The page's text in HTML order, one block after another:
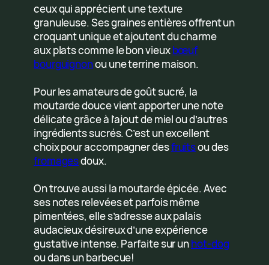
ceux qui apprécient une texture
granuleuse. Ses graines entières offrent un
croquant unique et ajoutent du charme
aux plats comme le bon vieuxbœuf
bourguignonou une terrine maison.
Pour les amateurs de goût sucré, la
moutarde douce vient apporter une note
délicate grâce à l’ajout de miel ou d’autres
ingrédients sucrés. C’est un excellent
choix pour accompagner desfruitsou des
fromagesdoux.
On trouve aussi la moutarde épicée. Avec
ses notes relevées et parfois même
pimentées, elle s’adresse aux palais
audacieux désireux d’une expérience
gustative intense. Parfaite sur unhot-dog
ou dans un barbecue!